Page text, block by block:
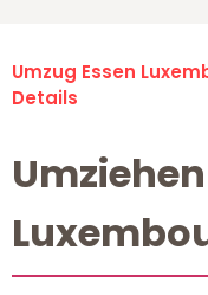
Umzug Essen
Details